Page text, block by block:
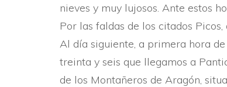
nieves y muy lujosos. Ante estos
Por las faldas de los citados
Al dí­a siguiente, a primera hora
treinta y seis que llegamos a
de los Montañeros de Aragón,